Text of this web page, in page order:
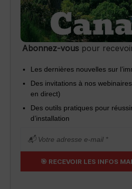
Abonnez-vouspour
Les dernières nouvelles sur
Des invitations à nos
en direct)
Des outils pratiques pour
d’installation